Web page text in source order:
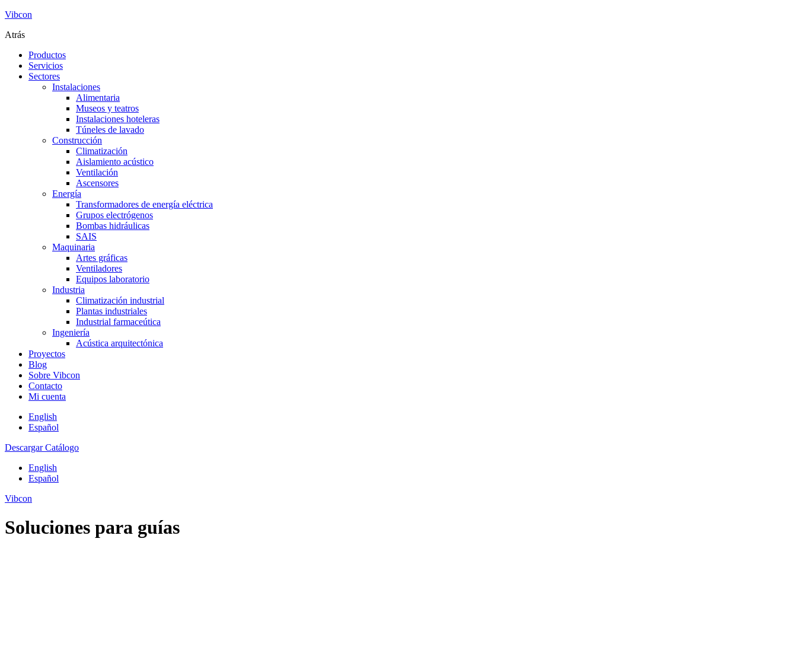
Vibcon
Atrás
Productos
Servicios
Sectores
Instalaciones
Alimentaria
Museos y teatros
Instalaciones hoteleras
Túneles de lavado
Construcción
Climatización
Aislamiento acústico
Ventilación
Ascensores
Energía
Transformadores de energía eléctrica
Grupos electrógenos
Bombas hidráulicas
SAIS
Maquinaria
Artes gráficas
Ventiladores
Equipos laboratorio
Industria
Climatización industrial
Plantas industriales
Industrial farmaceútica
Ingeniería
Acústica arquitectónica
Proyectos
Blog
Sobre Vibcon
Contacto
Mi cuenta
English
Español
Descargar Catálogo
English
Español
Vibcon
Soluciones para guías